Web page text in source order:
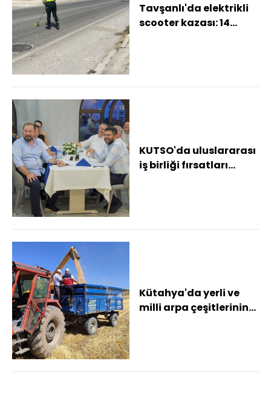
Tavşanlı'da elektrikli
scooter kazası: 14
KUTSO'da uluslararası
iş birliği fırsatları
Kütahya'da yerli ve
milli arpa çeşitlerinin